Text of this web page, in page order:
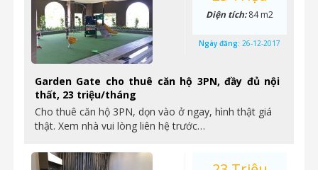
Garden Gate cho thuê căn hộ 3PN, đầy đủ nội
thất, 23 triệu/tháng
Cho thuê căn hộ 3PN, dọn vào ở ngay, hình thật giá
thật. Xem nhà vui lòng liên hệ trước…
Diện tích:84 m2
Ngày đăng: 26-12-2017